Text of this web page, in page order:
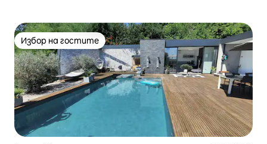
Избор на гостите
Избор на гостите